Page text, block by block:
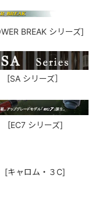
BREAK シリーズ]
[SA シリーズ］
[EC7 シリーズ]
[キャロム・３C]